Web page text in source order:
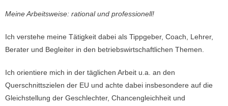
Meine Arbeitsweise: rational und professionell!
Ich verstehe meine Tätigkeit dabei als Tippgeber, Coach, Lehrer,
Berater und Begleiter in den betriebswirtschaftlichen Themen.
Ich orientiere mich in der täglichen Arbeit u.a. an den
Querschnittszielen der EU und achte dabei insbesondere auf die
Gleichstellung der Geschlechter, Chancengleichheit und